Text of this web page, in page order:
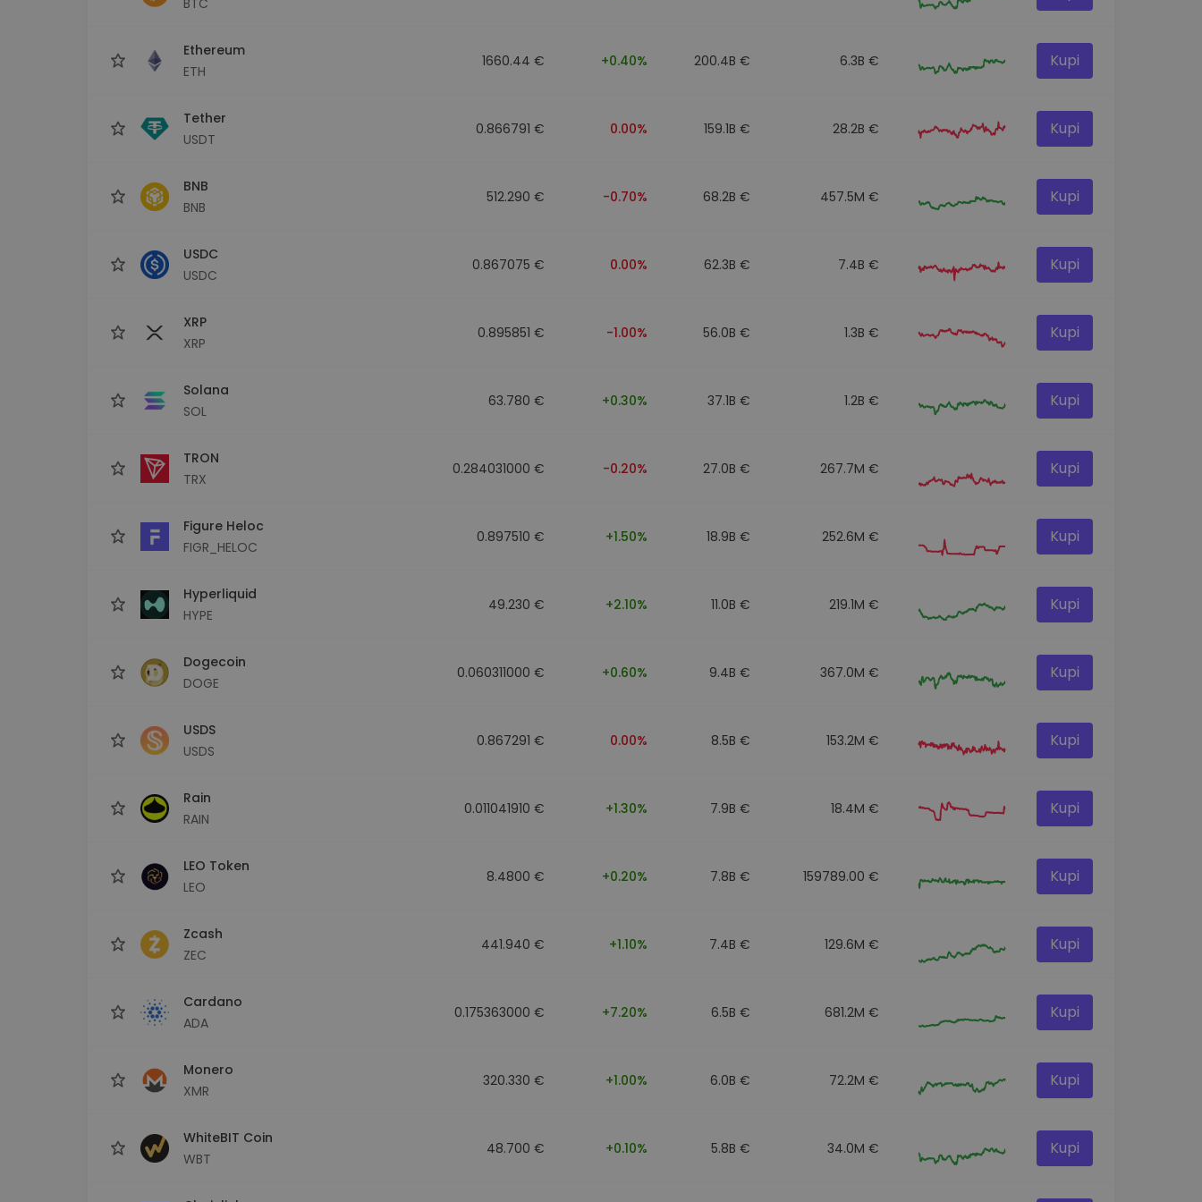
Ethereum
ETH
1660.44 € +0.40% 200.4B € 6.3B € Kupi
Tether
USDT
0.866791 € 0.00% 159.1B € 28.2B € Kupi
BNB
BNB
512.290 € -0.70% 68.2B € 457.5M € Kupi
USDC
USDC
0.867075 € 0.00% 62.3B € 7.4B € Kupi
XRP
XRP
0.895851 € -1.00% 56.0B € 1.3B € Kupi
Solana
SOL
63.780 € +0.30% 37.1B € 1.2B € Kupi
TRON
TRX
0.284031000 € -0.20% 27.0B € 267.7M € Kupi
Figure Heloc
FIGR_HELOC
0.897510 € +1.50% 18.9B € 252.6M € Kupi
Hyperliquid
HYPE
49.230 € +2.10% 11.0B € 219.1M € Kupi
Dogecoin
DOGE
0.060311000 € +0.60% 9.4B € 367.0M € Kupi
USDS
USDS
0.867291 € 0.00% 8.5B € 153.2M € Kupi
Rain
RAIN
0.011041910 € +1.30% 7.9B € 18.4M € Kupi
LEO Token
LEO
8.4800 € +0.20% 7.8B € 159789.00 € Kupi
Zcash
ZEC
441.940 € +1.10% 7.4B € 129.6M € Kupi
Cardano
ADA
0.175363000 € +7.20% 6.5B € 681.2M € Kupi
Monero
XMR
320.330 € +1.00% 6.0B € 72.2M € Kupi
WhiteBIT Coin
WBT
48.700 € +0.10% 5.8B € 34.0M € Kupi